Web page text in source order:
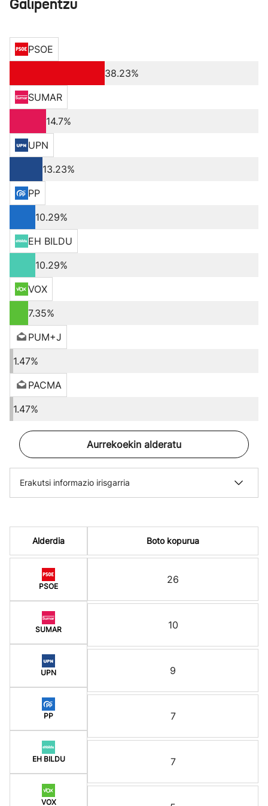
Galipentzu
PSOE
38.23%
SUMAR
14.7%
UPN
13.23%
PP
10.29%
EH BILDU
10.29%
VOX
7.35%
PUM+J
1.47%
PACMA
1.47%
Aurrekoekin alderatu
Erakutsi informazio irisgarria
Alderdia
PSOE
SUMAR
UPN
PP
EH BILDU
VOX
Boto kopurua
26
10
9
7
7